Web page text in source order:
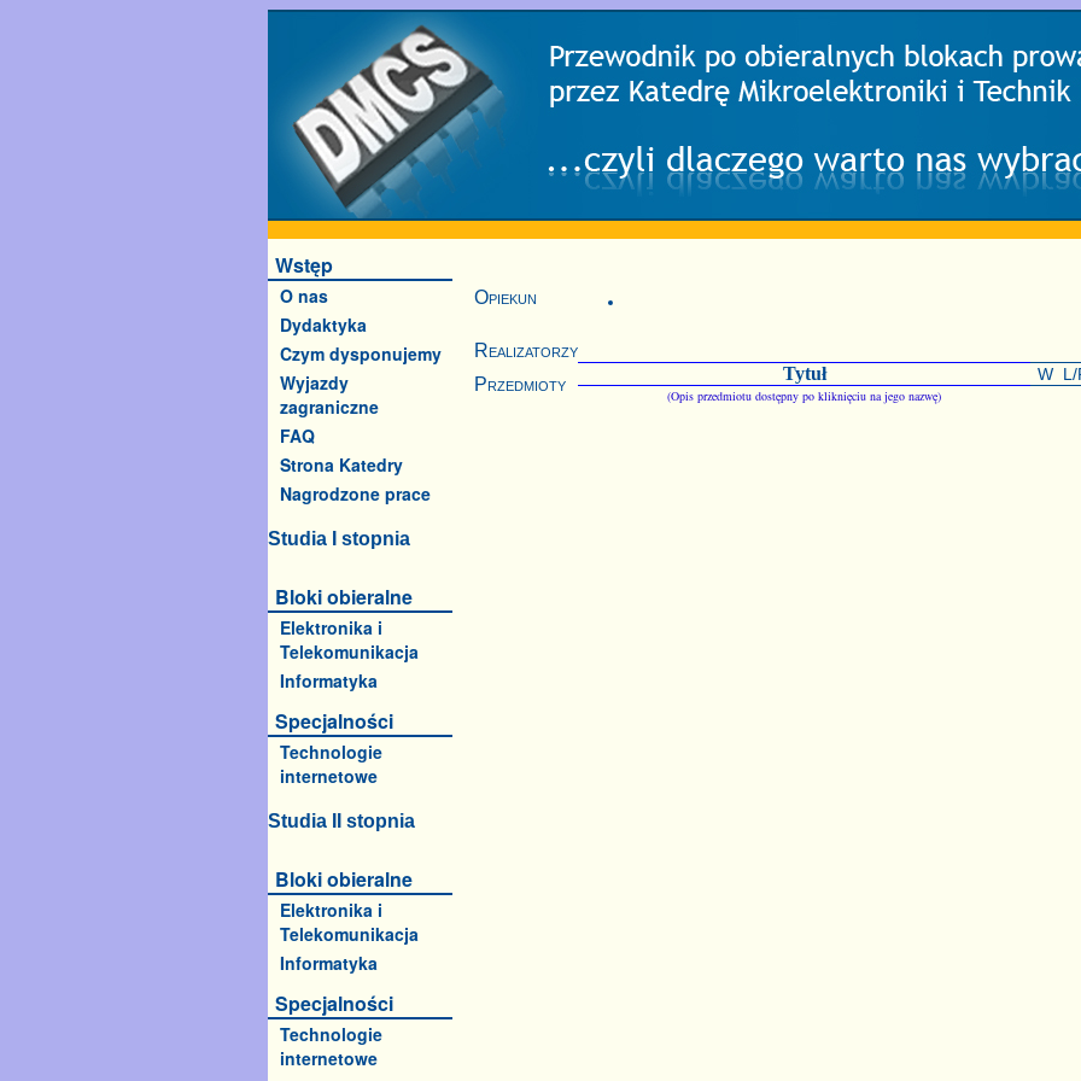
Wstęp
O nas
Dydaktyka
Czym dysponujemy
Wyjazdy
zagraniczne
FAQ
Strona Katedry
Nagrodzone prace
Studia I stopnia
Bloki obieralne
Elektronika i
Telekomunikacja
Informatyka
Specjalności
Technologie
internetowe
Studia II stopnia
Bloki obieralne
Elektronika i
Telekomunikacja
Informatyka
Specjalności
Technologie
internetowe
Opiekun
Realizatorzy
Przedmioty
Tytuł W L/
(Opis przedmiotu dostępny po kliknięciu na jego nazwę)